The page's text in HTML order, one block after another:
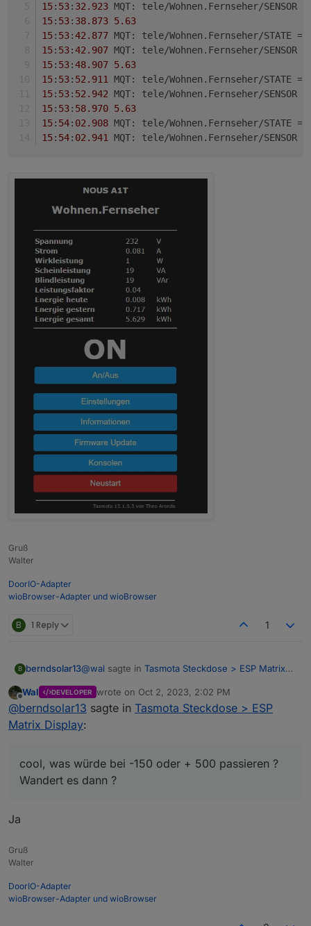
15: 53: 32.923 MQT: tele/Wohnen.Fernseher/SENSOR
15: 53: 38.873 5.63
15: 53:42.877 MQT: tele/Wohnen.Fernseher/STATE =
15: 53:42.907 MQT: tele/Wohnen.Fernseher/SENSOR
15: 53:48.907 5.63
15: 53: 52.911
MQT: tele/Wohnen.Fernseher/STATE =
15: 53: 52.942 MQT: tele/Wohnen.Fernseher/SENSOR
15: 53: 58.970 5.63
15: 54: 02.908 MQT: tele/Wohnen.Fernseher/STATE =
15: 54: 02.941 MQT: tele/Wohnen.Fernseher/SENSOR
Gruß
Walter
DoorIO-Adapter
wioBrowser-Adapter und wioBrowser
B 1 Reply 1
B berndsolar13@wal sagte in Tasmota Steckdose > ESP Matrix
@berndsolar13,
cool, was würde bei -150 oder + 500 passieren ?
Offline
Wal DEVELOPER wrote on Oct 2, 2023, 2:02 PM
last edited by
@berndsolar13 sagte in Tasmota Steckdose > ESP
Matrix Display:
cool, was würde bei -150 oder + 500 passieren ?
Wandert es dann ?
Ja
Gruß
Walter
DoorIO-Adapter
wioBrowser-Adapter und wioBrowser